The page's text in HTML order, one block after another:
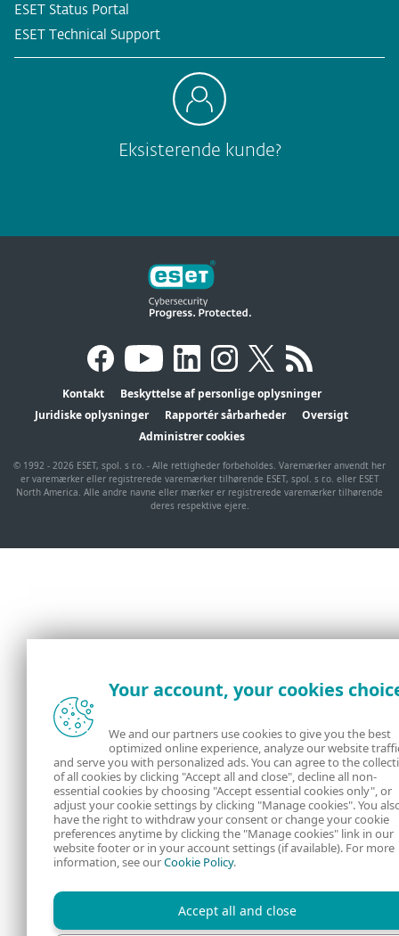
ESET Status Portal
ESET Technical Support
Eksisterende kunde?
Kontakt
Beskyttelse af personlige oplysninger
Juridiske oplysninger
Rapportér sårbarheder
Oversigt
Administrer cookies
© 1992 - 2026 ESET, spol. s r.o. - Alle rettigheder forbeholdes. Varemærker anvendt her
er varemærker eller registrerede varemærker tilhørende ESET, spol. s r.o. eller ESET
North America. Alle andre navne eller mærker er registrerede varemærker tilhørende
deres respektive ejere.
Your account, your cookies
We and our partners use cookies to give you the best
optimized online experience, analyze our website
and serve you with personalized ads. You can agree to the
of all cookies by clicking "Accept all and close", decline all non-
essential cookies by choosing "Accept essential cookies only", or
adjust your cookie settings by clicking "Manage cookies". You
have the right to withdraw your consent or change your cookie
preferences anytime by clicking the "Manage cookies" link in our
website footer or in your account settings (if available). For more
information, see ourCookie Policy.
Accept all and close